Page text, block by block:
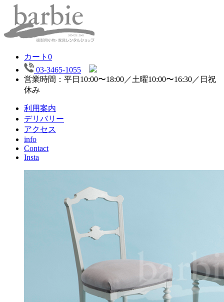
カート 0
03-3465-1055
営業時間：平日10:00〜18:00／土曜10:00〜16:30／日祝
休み
利用案内
デリバリー
アクセス
info
Contact
Insta